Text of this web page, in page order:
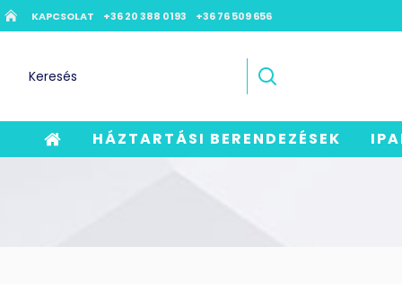
KAPCSOLAT +36 20 388 0193 +36 76 509 656
HÁZTARTÁSI BERENDEZÉSEK